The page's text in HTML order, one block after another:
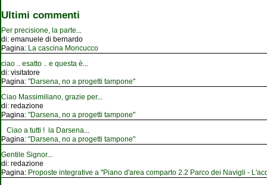
Ultimi commenti
Per precisione, la parte
di: emanuele di bernardo
Pagina: La cascina Moncucco
ciao .. esatto .. e questa è
di: visitatore
Pagina: "Darsena, no a progetti tampone"
Ciao Massimiliano, grazie per...
di: redazione
Pagina: "Darsena, no a progetti tampone"
Ciao a tutti ! la Darsena
Pagina: "Darsena, no a progetti tampone"
Gentile Signor...
di: redazione
Pagina: Proposte integrative a "Piano d'area comparto 2.2 Parco dei Navigli -